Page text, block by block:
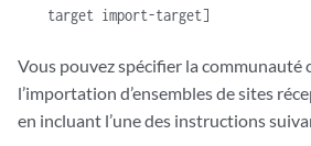
target import-target]
Vous pouvez spécifier la communauté
l’importation d’ensembles de sites
en incluant l’une des instructions